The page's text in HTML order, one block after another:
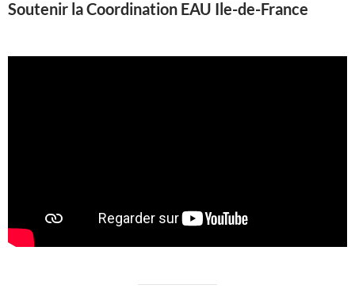
Soutenir la Coordination EAU Ile-de-France